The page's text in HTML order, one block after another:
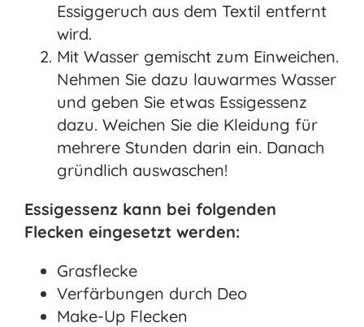
Essiggeruch aus dem Textil entfernt
wird.
Mit Wasser gemischt zum Einweichen.
Nehmen Sie dazu lauwarmes Wasser
und geben Sie etwas Essigessenz
dazu. Weichen Sie die Kleidung für
mehrere Stunden darin ein. Danach
gründlich auswaschen!
Essigessenz kann bei folgenden
Flecken eingesetzt werden:
Grasflecke
Verfärbungen durch Deo
Make-Up Flecken